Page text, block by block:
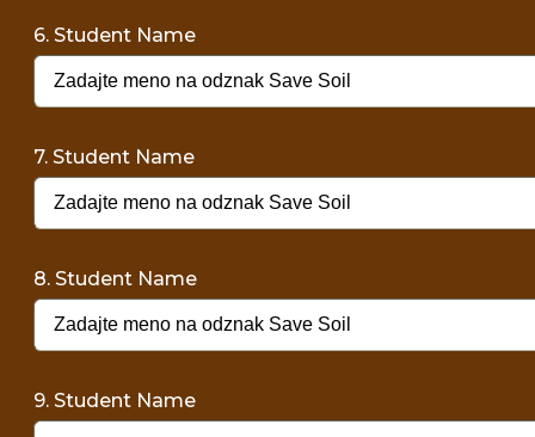
6. Student Name
7. Student Name
8. Student Name
9. Student Name